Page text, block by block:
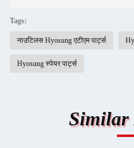
Tags:
नाउटिलस Hyosung एटीएम पार्ट्स
Hyosung स्पेयर पार्ट्स
Similar